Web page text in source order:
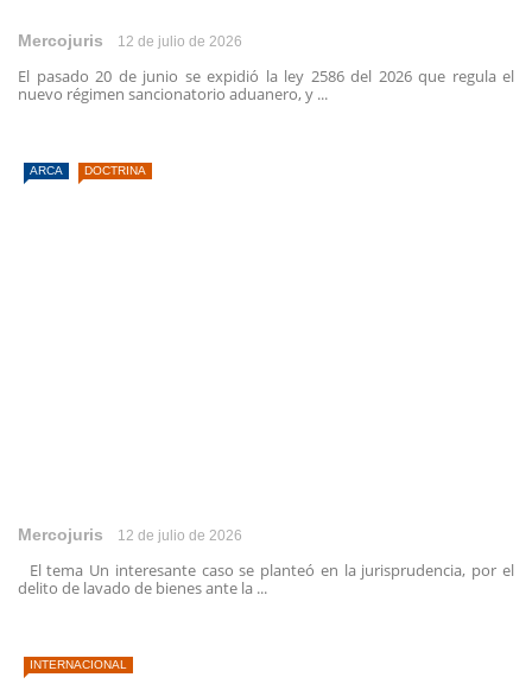
Mercojuris 12 de julio de 2026
El pasado 20 de junio se expidió la ley 2586 del 2026 que regula el
nuevo régimen sancionatorio aduanero, y ...
ARCA DOCTRINA
Mercojuris 12 de julio de 2026
El tema Un interesante caso se planteó en la jurisprudencia, por el
delito de lavado de bienes ante la ...
INTERNACIONAL